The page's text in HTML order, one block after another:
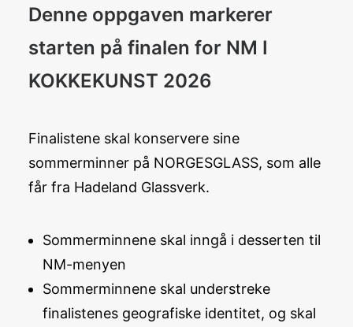
Denne oppgaven markerer
starten på finalen for NM I
KOKKEKUNST 2026
Finalistene skal konservere sine
sommerminner på NORGESGLASS, som alle
får fra Hadeland Glassverk.
Sommerminnene skal inngå i desserten til
NM-menyen
Sommerminnene skal understreke
finalistenes geografiske identitet, og skal